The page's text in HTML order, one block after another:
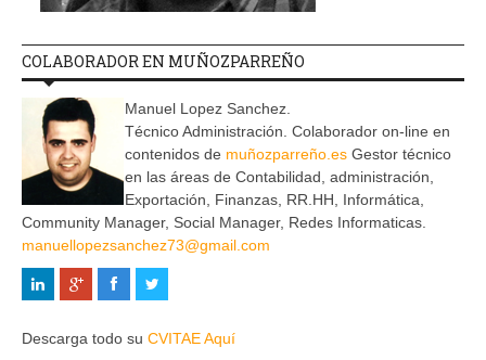
COLABORADOR EN MUÑOZPARREÑO
Manuel Lopez Sanchez.
Técnico Administración. Colaborador on-line en
contenidos de muñozparreño.es Gestor técnico
en las áreas de Contabilidad, administración,
Exportación, Finanzas, RR.HH, Informática,
Community Manager, Social Manager, Redes Informaticas.
manuellopezsanchez73@gmail.com
Descarga todo su CVITAE Aquí